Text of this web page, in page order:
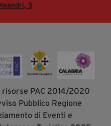
5
risorse PAC 2014/2020
Pubblico Regione
di Eventi e